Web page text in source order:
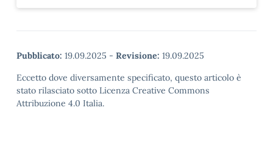
Pubblicato: 19.09.2025 - Revisione: 19.09.2025
Eccetto dove diversamente specificato, questo articolo è
stato rilasciato sotto Licenza Creative Commons
Attribuzione 4.0 Italia.